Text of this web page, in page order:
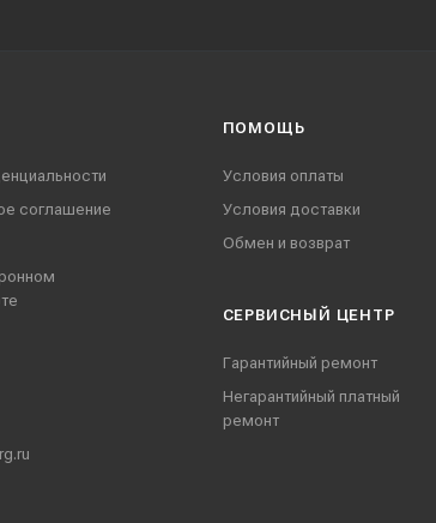
соглашение
ПОМОЩЬ
Условия оплаты
Условия доставки
Обмен и возврат
СЕРВИСНЫЙ ЦЕНТР
Гарантийный ремонт
Негарантийный платный
ремонт